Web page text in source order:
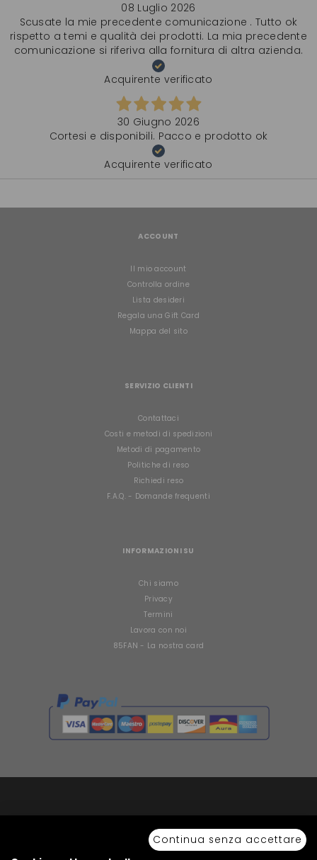
08 Luglio 2026
Scusate la mie precedente comunicazione . Tutto ok
rispetto a temi e qualità dei prodotti. La mia precedente
comunicazione si riferiva alla fornitura di altra azienda.
Acquirente verificato
30 Giugno 2026
Cortesi e disponibili. Pacco e prodotto ok
Acquirente verificato
ACCOUNT
Il mio account
Controlla ordine
Lista desideri
Regala una Gift Card
Mappa del sito
SERVIZIO CLIENTI
Contattaci
Costi e metodi di spedizioni
Metodi di pagamento
Politiche di reso
Richiedi reso
F.A.Q. - Domande frequenti
INFORMAZIONI SU
Chi siamo
Privacy
Termini
Lavora con noi
85FAN - La nostra card
anche parziale.
Via Piave Km 68,600 • 04100 Latina, Italia | P.IVA 01222400598 • N° REA LT -
77855
Continua senza accettare